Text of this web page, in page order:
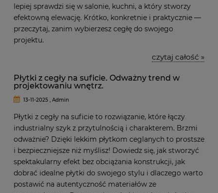
lepiej sprawdzi się w salonie, kuchni, a który stworzy
efektowną elewację. Krótko, konkretnie i praktycznie —
przeczytaj, zanim wybierzesz cegłę do swojego
projektu.
czytaj całość »
Płytki z cegły na suficie. Odważny trend w
projektowaniu wnętrz.
13-11-2025 , Admin
Płytki z cegły na suficie to rozwiązanie, które łączy
industrialny szyk z przytulnością i charakterem. Brzmi
odważnie? Dzięki lekkim płytkom ceglanych to prostsze
i bezpieczniejsze niż myślisz! Dowiedz się, jak stworzyć
spektakularny efekt bez obciążania konstrukcji, jak
dobrać idealne płytki do swojego stylu i dlaczego warto
postawić na autentyczność materiałów ze